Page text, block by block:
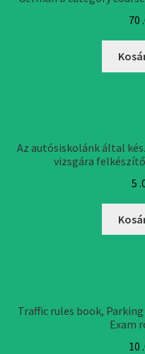
70
Az autósiskolánk által
vizsgára
5
Traffic rules book,
Exam
10